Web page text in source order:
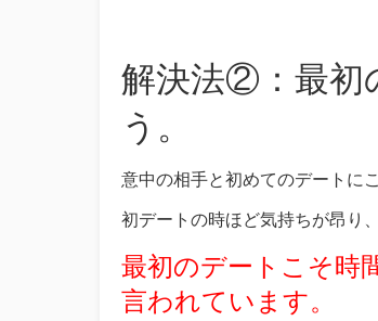
解決法②：最初
う。
意中の相手と初めてのデートに
初デートの時ほど気持ちが昂り
最初のデートこそ時
言われています。